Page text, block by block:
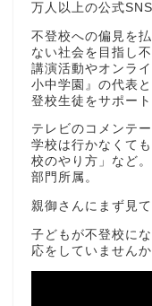
万人以上の公式
不登校への偏見を
ない社会を目指し
講演活動やオンラ
小中学園』の代表
登校生徒をサポート
テレビのコメンテ
学校は行かなくて
校のやり方」など
部門所属。
親御さんにまず見
子どもが不登校に
応をしていませんか